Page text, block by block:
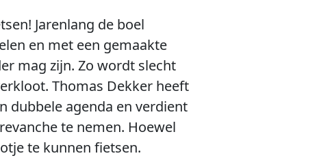
Jarenlang de boel
en met een gemaakte
mag zijn. Zo wordt slecht
Thomas Dekker heeft
dubbele agenda en verdient
te nemen. Hoewel
te kunnen fietsen.